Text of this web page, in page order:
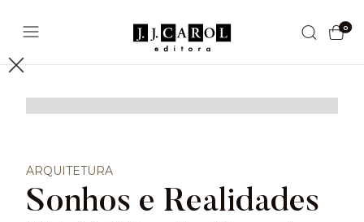
0
ARQUITETURA
Sonhos e Realidades